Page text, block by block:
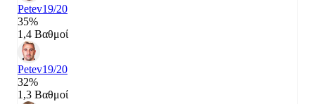
Petev19/20
35%
1,4 Βαθμοί
Petev19/20
32%
1,3 Βαθμοί